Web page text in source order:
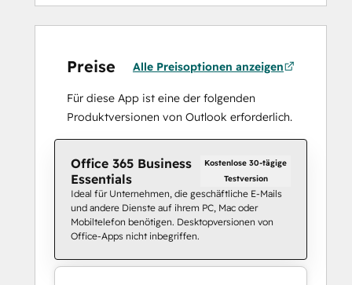
Preise Alle Preisoptionen anzeigen
Für diese App ist eine der folgenden
Produktversionen von Outlook erforderlich.
Office 365 Business
Essentials
Kostenlose 30-tägige
Testversion
Ideal für Unternehmen, die geschäftliche E-Mails
und andere Dienste auf ihrem PC, Mac oder
Mobiltelefon benötigen. Desktopversionen von
Office-Apps nicht inbegriffen.